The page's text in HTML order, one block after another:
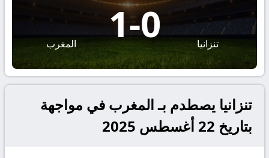
تنزانيا 0
-
1 المغرب
تنزانيا يصطدم بـ المغرب في مواجهة
بتاريخ 22 أغسطس 2025